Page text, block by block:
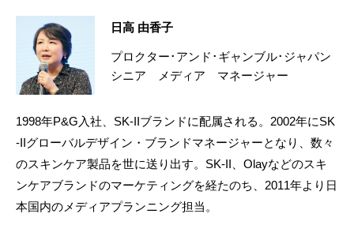
日高 由香子
プロクター･アンド･ギャンブル･ジャパン
シニア メディア マネージャー
1998年P&G入社、SK-IIブランドに配属される。2002年にSK
-IIグローバルデザイン・ブランドマネージャーとなり、数々
のスキンケア製品を世に送り出す。SK-II、Olayなどのスキ
ンケアブランドのマーケティングを経たのち、2011年より日
本国内のメディアプランニング担当。